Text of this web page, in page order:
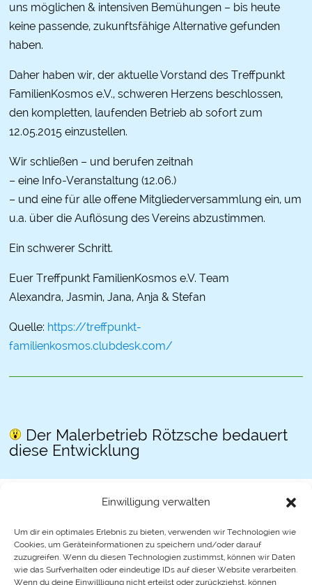
Einwilligung verwalten
Um dir ein optimales Erlebnis zu bieten, verwenden wir Technologien wie
Cookies, um Geräteinformationen zu speichern und/oder darauf
zuzugreifen. Wenn du diesen Technologien zustimmst, können wir Daten
wie das Surfverhalten oder eindeutige IDs auf dieser Website verarbeiten.
Wenn du deine Einwillligung nicht erteilst oder zurückziehst, können
uns möglichen & intensiven Bemühungen – bis heute
keine passende, zukunftsfähige Alternative gefunden
haben.
Daher haben wir, der aktuelle Vorstand des Treffpunkt
FamilienKosmos e.V., schweren Herzens beschlossen,
den kompletten, laufenden Betrieb ab sofort zum
12.05.2015 einzustellen.
Wir schließen – und berufen zeitnah
– eine Info-Veranstaltung (12.06.)
– und eine für alle offene Mitgliederversammlung ein, um
u.a. über die Auflösung des Vereins abzustimmen.
Ein schwerer Schritt.
Euer Treffpunkt FamilienKosmos e.V. Team
Alexandra, Jasmin, Jana, Anja & Stefan
Quelle: https://treffpunkt-
familienkosmos.clubdesk.com/
Der Malerbetrieb Rötzsche bedauert
diese Entwicklung